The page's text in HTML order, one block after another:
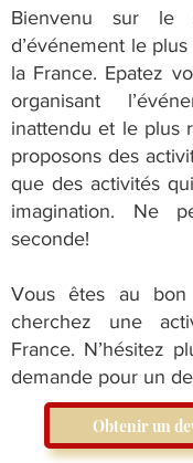
Bienvenu sur le
d’événement le
la France. Epatez
organisant
inattendu et le plus
proposons des
que des activités
imagination. Ne
seconde!
Vous êtes au
cherchez une
France. N’hésitez
demande pour un
Obtenir un